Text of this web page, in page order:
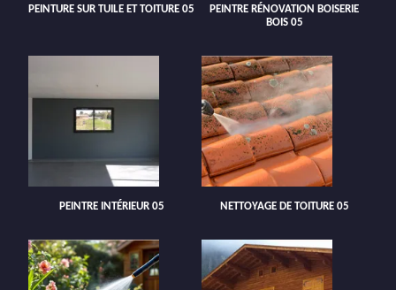
PEINTURE SUR TUILE ET TOITURE 05
PEINTRE RÉNOVATION BOISERIE
BOIS 05
PEINTRE INTÉRIEUR 05 NETTOYAGE DE TOITURE 05